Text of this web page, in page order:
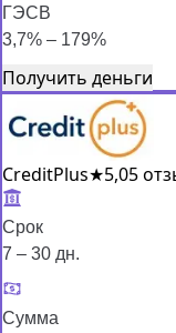
ГЭСВ
3,7% – 179%
Получить деньги
CreditPlus★5,05
Срок
7 – 30 дн.
Сумма